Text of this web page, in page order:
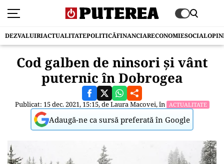
DEZVALUIRIACTUALITATEPOLITICĂFINANCIARECONOMIESOCIAL
Cod galben de ninsori și vânt
puternic în Dobrogea
Publicat: 15 dec. 2021, 15:15, deLaura Macovei, în ACTUALITATE
Adaugă-ne ca sursă preferată în Google